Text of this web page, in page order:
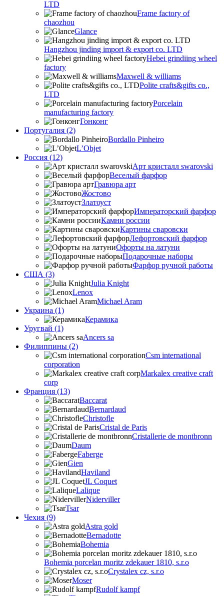
LTD
Frame factory of
chaozhou
Glance
Hangzhou jinding import & export co. LTD
Hebei grindiing wheel
factory
Maxwell & williams
Polite crafts&gifts co.,
LTD
Porcelain
manufacturing factory
Гонконг
Португалия (2)
Bordallo Pinheiro
L’Objet
Россия (12)
Арт кристалл swarovski
Веселый фарфор
Гравюра арт
Жостово
Златоуст
Императорский фарфор
Камни россии
Картины сваровски
Лефортовский фарфор
Офорты на латуни
Подарочные наборы
Фарфор ручной работы
США (3)
Julia Knight
Lenox
Michael Aram
Украина (1)
Керамика
Уругвай (1)
Ancers sa
Филиппины (2)
Csm international
corporation
Markalex creative craft
corp
Франция (13)
Baccarat
Bernardaud
Christofle
Cristal de Paris
Cristallerie de montbronn
Daum
Faberge
Gien
Haviland
JL Coquet
Lalique
Niderviller
Tsar
Чехия (9)
Astra gold
Bernadotte
Bohemia
Bohemia porcelan moritz zdekauer 1810, s.r.o
Crystalex cz, s.r.o
Moser
Rudolf kampf